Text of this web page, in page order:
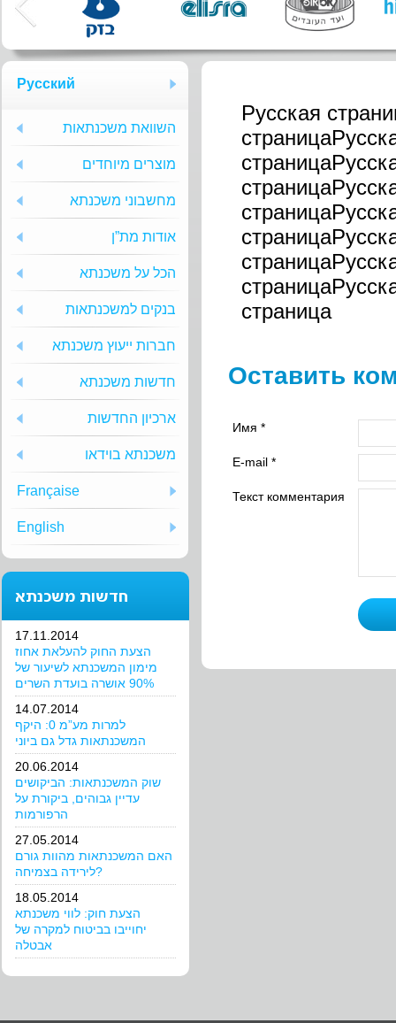
Русский
השוואת משכנתאות
מוצרים מיוחדים
מחשבוני משכנתא
אודות מת”ן
הכל על משכנתא
בנקים למשכנתאות
חברות ייעוץ משכנתא
חדשות משכנתא
ארכיון החדשות
משכנתא בוידאו
Française
English
חדשות משכנתא
17.11.2014
הצעת החוק להעלאת אחוז
מימון המשכנתא לשיעור של
90% אושרה בועדת השרים
14.07.2014
למרות מע”מ 0: היקף
המשכנתאות גדל גם ביוני
20.06.2014
שוק המשכנתאות: הביקושים
עדיין גבוהים, ביקורת על
הרפורמות
27.05.2014
האם המשכנתאות מהוות גורם
לירידה בצמיחה?
18.05.2014
הצעת חוק: לווי משכנתא
יחוייבו בביטוח למקרה של
אבטלה
Русская
страница
Оставить
Имя *
E-mail *
Текст комментария